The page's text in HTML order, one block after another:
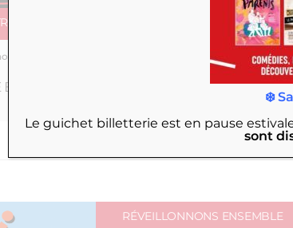
100 NOMS
BIJOUX
RÉVEILLONNONS ENSEMBLE
❄️
Le guichet billetterie est en pause
sont